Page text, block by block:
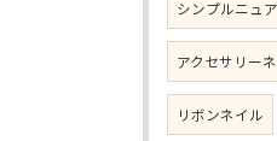
シンプルニュ
アクセサリー
リボンネイル